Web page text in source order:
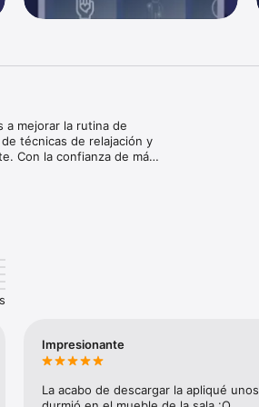
a mejorar la rutina de
técnicas de relajación y
Con la confianza de más
en bienestar
sesiones diseñadas
técnicas y meditaciones
Impresionante
La acabo de descargar la apliqué